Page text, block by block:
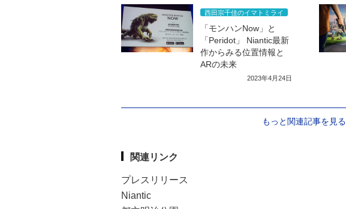
西田宗千佳のイマトミライ
「モンハンNow」と
「Peridot」 Niantic最新
作からみる位置情報と
ARの未来
2023年4月24日
もっと関連記事を見る
関連リンク
プレスリリース
Niantic